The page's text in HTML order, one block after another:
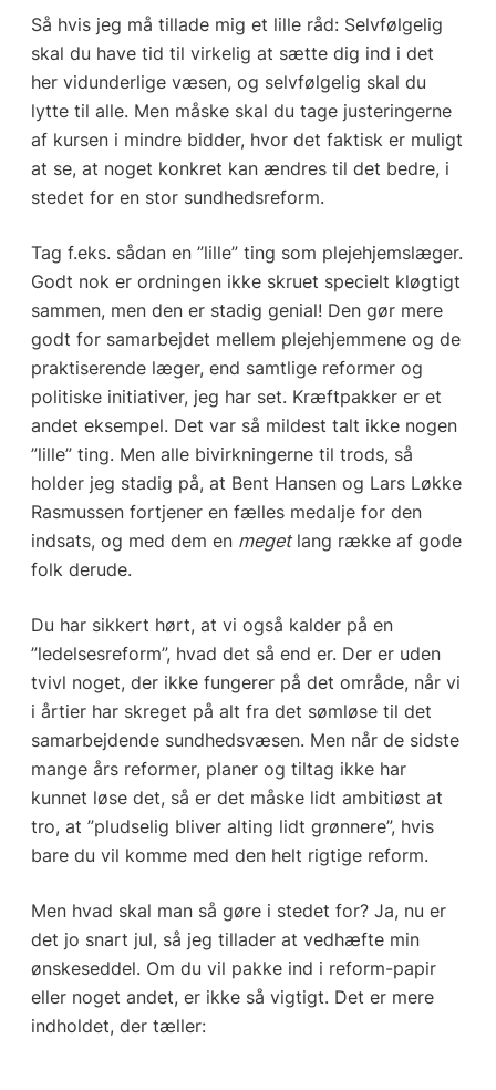
Så hvis jeg må tillade mig et lille råd: Selvfølgelig
skal du have tid til virkelig at sætte dig ind i det
her vidunderlige væsen, og selvfølgelig skal du
lytte til alle. Men måske skal du tage justeringerne
af kursen i mindre bidder, hvor det faktisk er muligt
at se, at noget konkret kan ændres til det bedre, i
stedet for en stor sundhedsreform.
Tag f.eks. sådan en ”lille” ting som plejehjemslæger.
Godt nok er ordningen ikke skruet specielt kløgtigt
sammen, men den er stadig genial! Den gør mere
godt for samarbejdet mellem plejehjemmene og de
praktiserende læger, end samtlige reformer og
politiske initiativer, jeg har set. Kræftpakker er et
andet eksempel. Det var så mildest talt ikke nogen
”lille” ting. Men alle bivirkningerne til trods, så
holder jeg stadig på, at Bent Hansen og Lars Løkke
Rasmussen fortjener en fælles medalje for den
indsats, og med dem en meget lang række af gode
folk derude.
Du har sikkert hørt, at vi også kalder på en
”ledelsesreform”, hvad det så end er. Der er uden
tvivl noget, der ikke fungerer på det område, når vi
i årtier har skreget på alt fra det sømløse til det
samarbejdende sundhedsvæsen. Men når de sidste
mange års reformer, planer og tiltag ikke har
kunnet løse det, så er det måske lidt ambitiøst at
tro, at ”pludselig bliver alting lidt grønnere”, hvis
bare du vil komme med den helt rigtige reform.
Men hvad skal man så gøre i stedet for? Ja, nu er
det jo snart jul, så jeg tillader at vedhæfte min
ønskeseddel. Om du vil pakke ind i reform-papir
eller noget andet, er ikke så vigtigt. Det er mere
indholdet, der tæller: